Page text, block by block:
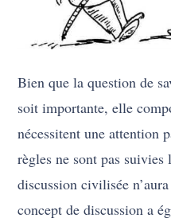
Bien que la question de
soit importante, elle
nécessitent une attention
règles ne sont pas
discussion civilisée
concept de discussion a